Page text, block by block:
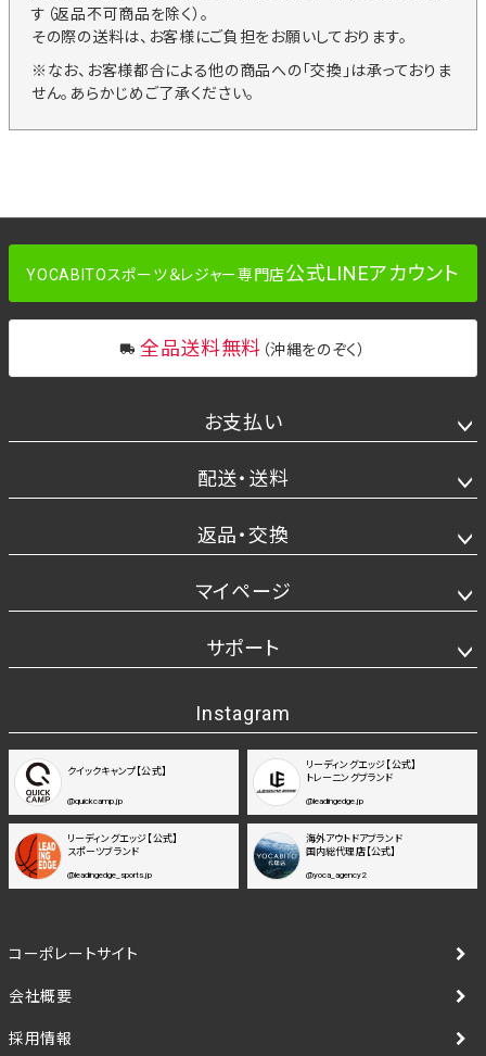
す（返品不可商品を除く）。
その際の送料は、お客様にご負担をお願いしております。
※なお、お客様都合による他の商品への「交換」は承っておりま
せん。あらかじめご了承ください。
YOCABITOスポーツ＆レジャー専門店公式LINEアカウント
全品送料無料 （沖縄をのぞく）
お支払い
配送・送料
返品・交換
マイページ
サポート
Instagram
クイックキャンプ【公式】
@quickcamp.jp
リーディングエッジ【公式】
トレーニングブランド
@leadingedge.jp
リーディングエッジ【公式】
スポーツブランド
@leadingedge_sports.jp
海外アウトドアブランド
国内総代理店【公式】
@yoca_agency2
コーポレートサイト
会社概要
採用情報